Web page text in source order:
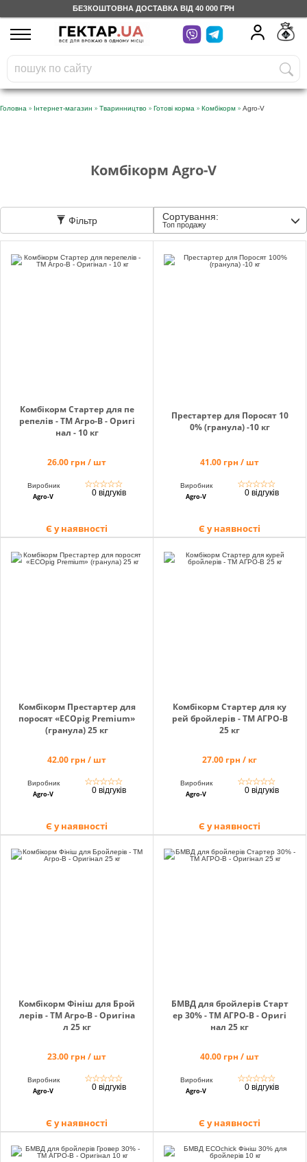
БЕЗКОШТОВНА ДОСТАВКА ВІД 40 000 ГРН
UA
На вашому
бонусному рахунку
грн
Безкоштовно по Україні
Щоденник
Доставка
302
Безкоштовно
+38 (096) 733
+38 (066) 733
Головна » Інтернет-магазин » Тваринництво » Готові корма » Комбікорм » Agro-V
Комбікорм Agro-V
Фільтр Сортування:
Топ продажу
Комбікорм Стартер для пе
репелів - ТМ Агро-В - Оригі
нал - 10 кг
26.00 грн / шт
Виробник
Agro-V
☆☆☆☆☆
0 відгуків
Є у наявності
Престартер для Поросят 10
0% (гранула) -10 кг
41.00 грн / шт
Виробник
Agro-V
☆☆☆☆☆
0 відгуків
Є у наявності
Комбікорм Престартер для
поросят «EСОpig Premium»
(гранула) 25 кг
42.00 грн / шт
Виробник
Agro-V
☆☆☆☆☆
0 відгуків
Є у наявності
Комбікорм Стартер для ку
рей бройлерів - ТМ АГРО-В
25 кг
27.00 грн / кг
Виробник
Agro-V
☆☆☆☆☆
0 відгуків
Є у наявності
Комбікорм Фініш для Брой
лерів - ТМ Агро-В - Оригіна
л 25 кг
23.00 грн / шт
Виробник
Agro-V
☆☆☆☆☆
0 відгуків
Є у наявності
БМВД для бройлерів Старт
ер 30% - ТМ АГРО-В - Оригі
нал 25 кг
40.00 грн / шт
Виробник
Agro-V
☆☆☆☆☆
0 відгуків
Є у наявності